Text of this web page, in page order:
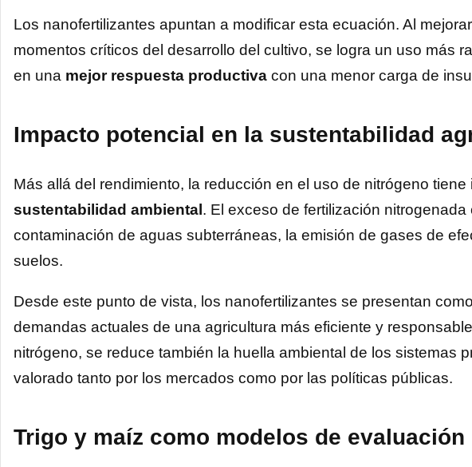
Los nanofertilizantes apuntan a modificar esta ecuación. Al
momentos críticos del desarrollo del cultivo, se logra un uso más
en una mejor respuesta productiva con una menor carga de
Impacto potencial en la sustentabilidad
Más allá del rendimiento, la reducción en el uso de nitrógeno
sustentabilidad ambiental . El exceso de fertilización
contaminación de aguas subterráneas, la emisión de gases de
suelos.
Desde este punto de vista, los nanofertilizantes se presentan
demandas actuales de una agricultura más eficiente y
nitrógeno, se reduce también la huella ambiental de los sistemas
valorado tanto por los mercados como por las políticas públicas.
Trigo y maíz como modelos de evaluación